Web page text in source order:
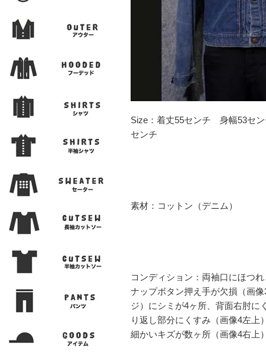
Size：着丈55センチ 身幅53セ
センチ
素材：コットン（デニム）
コンディション：両袖口にほつ
ナップボタン押え手が欠損（画
ジ）にシミが4ヶ所、背面右肘に
り返し部分にくすみ（画像4左上
細かいキズが数ヶ所（画像4右上